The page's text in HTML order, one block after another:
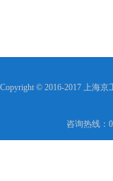
Copyright © 2016-2017 上海
咨询热线：